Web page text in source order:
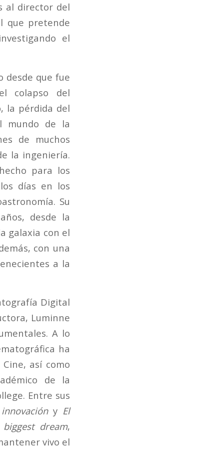
al director del
que pretende
el
desde que fue
colapso del
la pérdida del
mundo de la
de muchos
la ingeniería.
para los
días en los
Su
desde la
galaxia con el
con una
a la
Digital
Luminne
A lo
ha
así como
de la
Entre sus
y El
biggest dream,
vivo el